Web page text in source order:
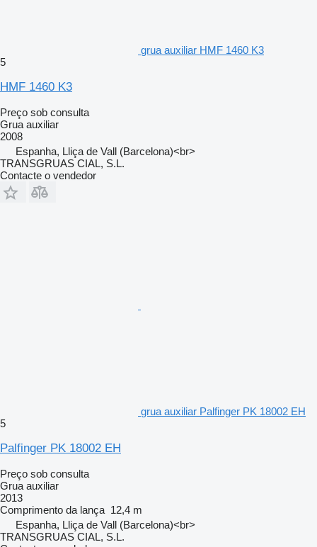
grua auxiliar HMF 1460 K3
5
HMF 1460 K3
Preço sob consulta
Grua auxiliar
2008
Espanha, Lliça de Vall (Barcelona)<br>
TRANSGRUAS CIAL, S.L.
Contacte o vendedor
grua auxiliar Palfinger PK 18002 EH
5
Palfinger PK 18002 EH
Preço sob consulta
Grua auxiliar
2013
Comprimento da lança 12,4 m
Espanha, Lliça de Vall (Barcelona)<br>
TRANSGRUAS CIAL, S.L.